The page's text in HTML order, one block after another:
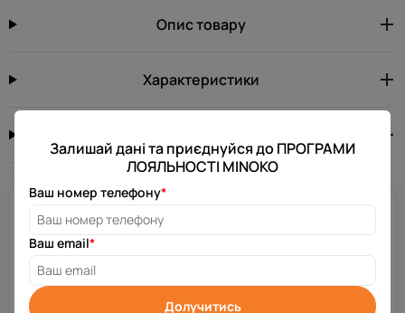
Опис товару
Характеристики
Потрібна допомога?
Залиш свій номер телефону, і ми зв’яжемося з тобою за
декілька хвилин.
Отримати консультацію
Залишай дані та приєднуйся до ПРОГРАМИ
ЛОЯЛЬНОСТІ MINOKO
Ваш номер телефону*
Ваш email*
Долучитись